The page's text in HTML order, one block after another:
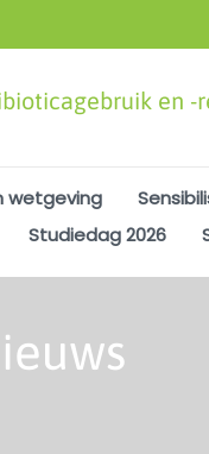
en -
wetgeving
Studiedag 2026